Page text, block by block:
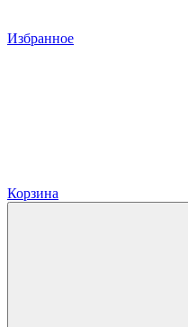
Избранное
Корзина